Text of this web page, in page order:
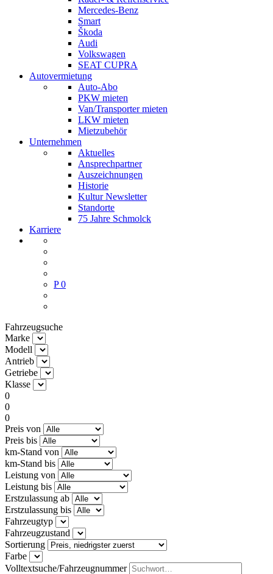
Mercedes-Benz
Smart
Škoda
Audi
Volkswagen
SEAT CUPRA
Autovermietung
Auto-Abo
PKW mieten
Van/Transporter mieten
LKW mieten
Mietzubehör
Unternehmen
Aktuelles
Ansprechpartner
Auszeichnungen
Historie
Kultur Newsletter
Standorte
75 Jahre Schmolck
Karriere
P 0
Fahrzeugsuche
Marke
Modell
Antrieb
Getriebe
Klasse
0
0
0
Preis von
Preis bis
km-Stand von
km-Stand bis
Leistung von
Leistung bis
Erstzulassung ab
Erstzulassung bis
Fahrzeugtyp
Fahrzeugzustand
Sortierung
Farbe
Volltextsuche/Fahrzeugnummer